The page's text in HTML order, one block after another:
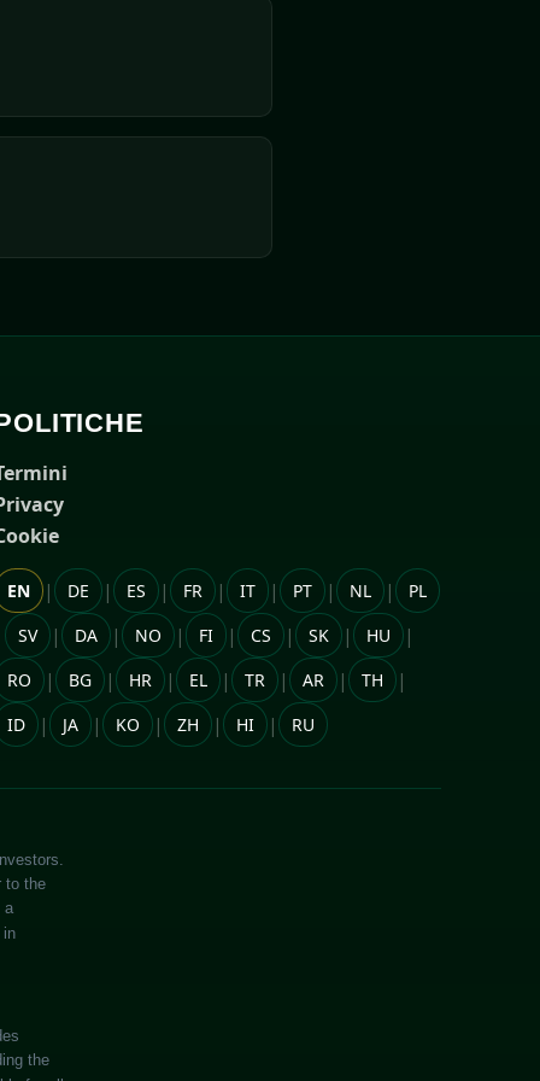
EN | DE | ES | FR | IT | PT | NL | PL
SV | DA | NO | FI | CS | SK | HU |
RO | BG | HR | EL | TR | AR | TH |
ID | JA | KO | ZH | HI | RU